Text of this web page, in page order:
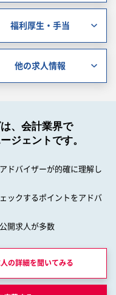
福利厚生・手当
他の求人情報
、会計業界で
ジェントです。
ドバイザーが的確に理解し
ックするポイントをアドバ
開求人が多数
の詳細を聞いてみる